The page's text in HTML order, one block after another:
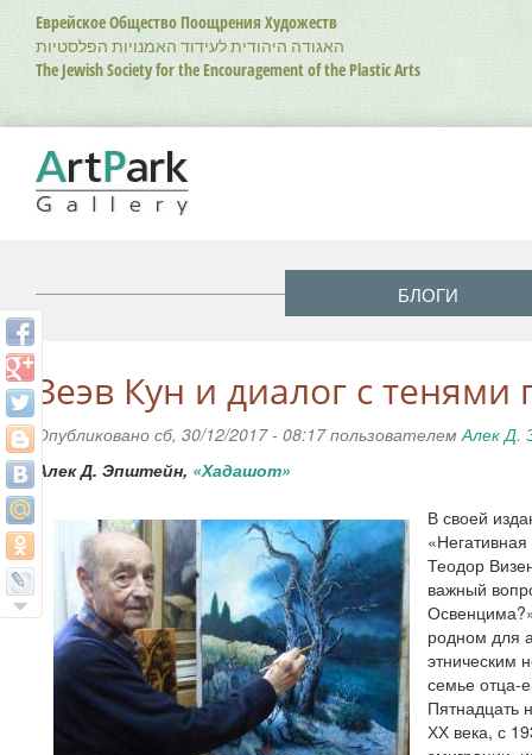
Перейти
основному
содержанию
Еврейское Общество Поощрения Художеств
האגודה היהודית לעידוד האמנויות הפלסטיות
The Jewish Society for the Encouragement of the Plastic Arts
БЛОГИ
Зеэв Кун и диалог с
Опубликовано сб, 30/12/2017 - 08:17 пользователемАлек Д.
Алек Д. Эпштейн, «Хадашот»
В своей
Теодор
важный
родном для
этническим
семье отца-
Пятнадцать
ХХ века, с